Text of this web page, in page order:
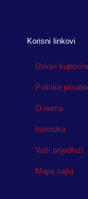
Korisni linkovi
Uslovi
Politika
O nama
Isporuka
Vaši prijedlozi
Mapa sajta